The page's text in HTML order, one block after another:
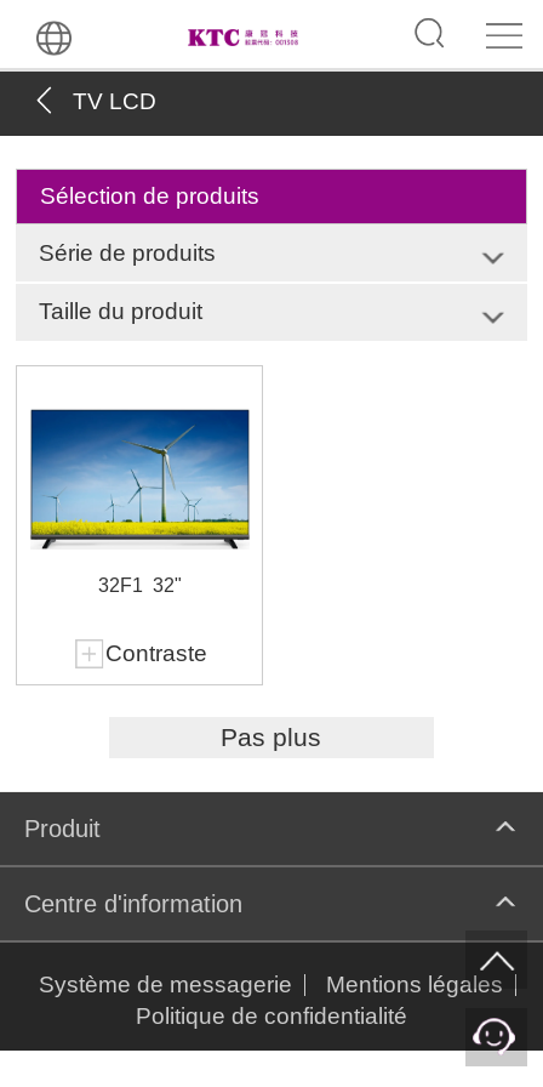
TV LCD
Sélection de produits
Série de produits
Taille du produit
32F1 32"
Contraste
Pas plus
Produit
Centre d'information
Système de messagerie
Mentions légales
Politique de confidentialité